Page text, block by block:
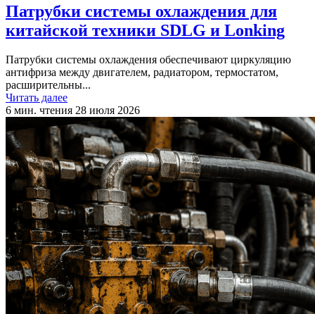
Патрубки системы охлаждения для
китайской техники SDLG и Lonking
Патрубки системы охлаждения обеспечивают циркуляцию
антифриза между двигателем, радиатором, термостатом,
расширительны...
Читать далее
6 мин. чтения 28 июля 2026